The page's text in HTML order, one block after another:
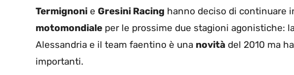
Termignoni e Gresini Racing hanno deciso di continuare
motomondiale per le prossime due stagioni agonistiche:
Alessandria e il team faentino è una novità del 2010 ma
importanti.